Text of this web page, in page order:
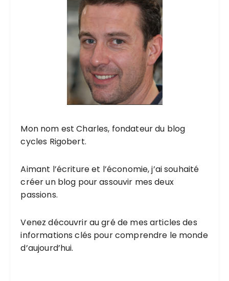
Mon nom est Charles, fondateur du blog
cycles Rigobert.
Aimant l’écriture et l’économie, j’ai souhaité
créer un blog pour assouvir mes deux
passions.
Venez découvrir au gré de mes articles des
informations clés pour comprendre le monde
d’aujourd’hui.